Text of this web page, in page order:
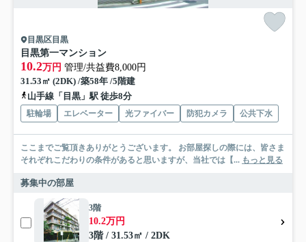
目黒区目黒
目黒第一マンション
10.2万円 管理/共益費8,000円
31.53㎡ (2DK) /築58年 /5階建
山手線「目黒」駅 徒歩8分
駐輪場 エレベーター 光ファイバー 防犯カメラ 公共下水
ここまでご覧頂きありがとうございます。 お部屋探しの際には、皆さま
それぞれこだわりの条件があると思いますが、当社では【... もっと見る
募集中の部屋
3階
10.2万円
3階 / 31.53㎡ / 2DK